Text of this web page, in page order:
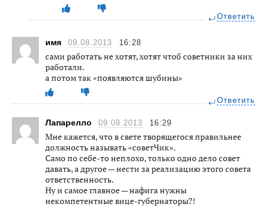
Ответить
имя 09.08.2013 16:28
сами работать не хотят, хотят чтоб советники за них
работали.
а потом так «появляются шубины»
Ответить
Лапарелло 09.08.2013 16:29
Мне кажется, что в свете творящегося правильнее
должность называть «советЧик».
Само по себе-то неплохо, только одно дело совет
давать, а другое — нести за реализацию этого совета
ответственность.
Ну и самое главное — нафига нужны
некомпетентные вице-губернаторы?!